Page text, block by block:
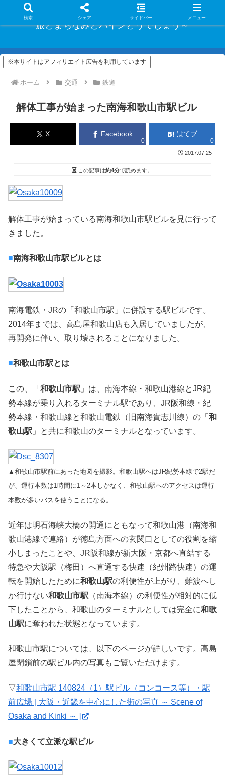
旅とまちなみとパインどうでしょう～
※本サイトはアフィリエイト広告を利用しています
ホーム 交通 鉄道
解体工事が始まった南海和歌山市駅ビル
X Facebook
0
はてブ
0
2017.07.25
この記事は約4分で読めます。
解体工事が始まっている南海和歌山市駅ビルを見に行って
きました。
■南海和歌山市駅ビルとは
南海電鉄・JRの「和歌山市駅」に併設する駅ビルです。
2014年までは、高島屋和歌山店も入居していましたが、
再開発に伴い、取り壊されることになりました。
■和歌山市駅とは
この、「 和歌山市駅 」は、南海本線・和歌山港線とJR紀
勢本線が乗り入れるターミナル駅であり、JR阪和線・紀
勢本線・和歌山線と和歌山電鉄（旧南海貴志川線）の「 和
歌山駅 」と共に和歌山のターミナルとなっています。
▲和歌山市駅前にあった地図を撮影。和歌山駅へはJR紀勢本線で2駅だ
が、運行本数は1時間に1～2本しかなく、和歌山駅へのアクセスは運行
本数が多いバスを使うことになる。
近年は明石海峡大橋の開通にともなって和歌山港（南海和
歌山港線で連絡）が徳島方面への玄関口としての役割を縮
小しまったことや、JR阪和線が新大阪・京都へ直結する
特急や大阪駅（梅田）へ直通する快速（紀州路快速）の運
転を開始したために和歌山駅の利便性が上がり、難波へし
か行けない和歌山市駅 （南海本線）の利便性が相対的に低
下したことから、和歌山のターミナルとしては完全に和歌
山駅に奪われた状態となっています。
和歌山市駅については、以下のページが詳しいです。高島
屋閉鎖前の駅ビル内の写真もご覧いただけます。
▽和歌山市駅 140824（1）駅ビル（コンコース等）・駅
前広場 [ 大阪・近畿を中心にした街の写真 ～ Scene of
Osaka and Kinki ～ ]
■大きくて立派な駅ビル
検索 シェア サイドバー メニュー